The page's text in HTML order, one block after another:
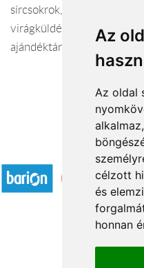
Az
Az oldal
célzott
és
honnan
sírcsokrok, koszorúk
virágküldés
ajándéktárgyak,